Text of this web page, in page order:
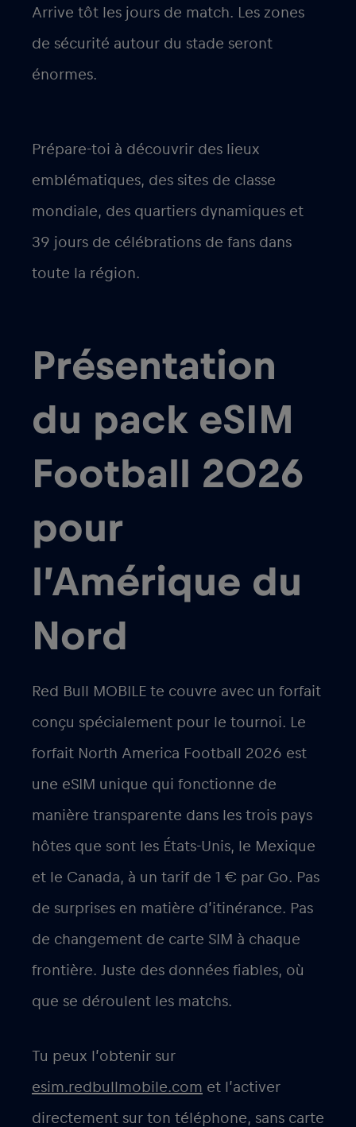
Arrive tôt les jours de match. Les zones
de sécurité autour du stade seront
énormes.
Prépare-toi à découvrir des lieux
emblématiques, des sites de classe
mondiale, des quartiers dynamiques et
39 jours de célébrations de fans dans
toute la région.
Présentation
du pack eSIM
Football 2026
pour
l’Amérique du
Nord
Red Bull MOBILE te couvre avec un forfait
conçu spécialement pour le tournoi. Le
forfait North America Football 2026 est
une eSIM unique qui fonctionne de
manière transparente dans les trois pays
hôtes que sont les États-Unis, le Mexique
et le Canada, à un tarif de 1 € par Go. Pas
de surprises en matière d’itinérance. Pas
de changement de carte SIM à chaque
frontière. Juste des données fiables, où
que se déroulent les matchs.
Tu peux l’obtenir sur
esim.redbullmobile.com et l’activer
directement sur ton téléphone, sans carte